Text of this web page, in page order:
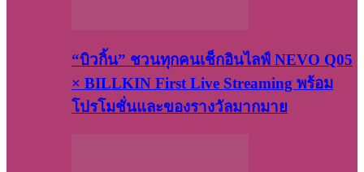
“บิวกิ้น” ชวนทุกคนเช็กอินไลฟ์ NEVO Q05
× BILLKIN First Live Streaming พร้อม
โปรโมชั่นและของรางวัลมากมาย